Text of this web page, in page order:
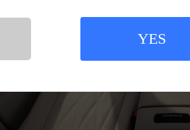
YES